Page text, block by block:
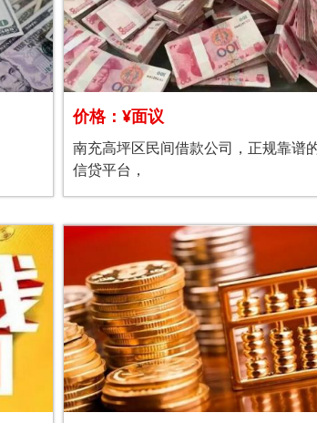
价格：¥面议
南充高坪区民间借款公司，正规靠谱
信贷平台，